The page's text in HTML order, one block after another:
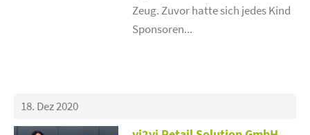
Zeug. Zuvor hatte sich jedes Kind
Sponsoren...
18. Dez 2020